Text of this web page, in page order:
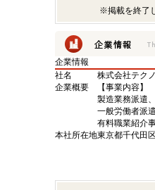
※掲載を終了
企業情報
社名
株式会社テク
企業概要
【事業内容】
製造業務派遣
一般労働者派
有料職業紹介
本社所在地東京都千代田